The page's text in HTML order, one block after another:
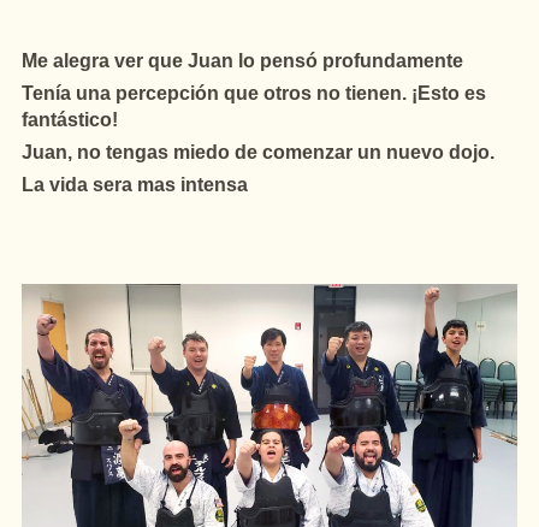
Me alegra ver que Juan lo pensó profundamente
Tenía una percepción que otros no tienen. ¡Esto es
fantástico!
Juan, no tengas miedo de comenzar un nuevo dojo.
La vida sera mas intensa